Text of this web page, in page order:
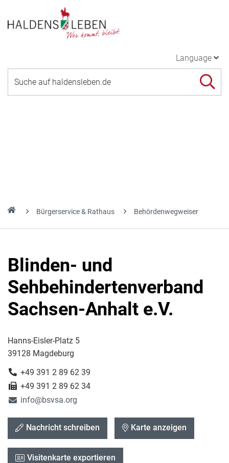
Language
Bürgerservice & Rathaus Behördenwegweiser
Blinden- und
Sehbehindertenverband
Sachsen-Anhalt e.V.
Hanns-Eisler-Platz 5
39128 Magdeburg
+49 391 2 89 62 39
+49 391 2 89 62 34
info@bsvsa.org
Nachricht schreiben Karte anzeigen
Visitenkarte exportieren